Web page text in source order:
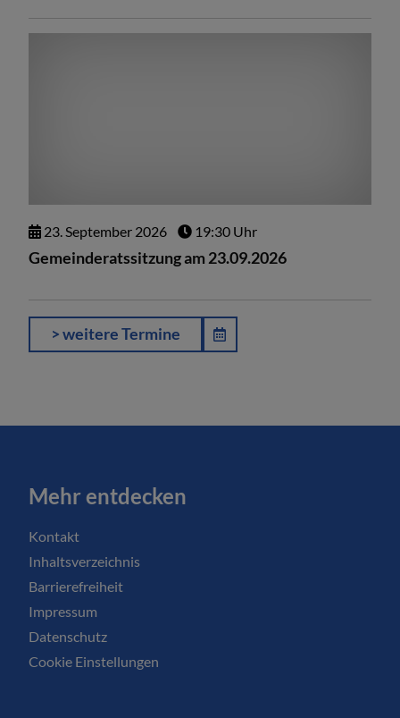
23.September 2026 19:30 Uhr
Gemeinderatssitzung am 23.09.2026
> weitere Termine
Mehr entdecken
Kontakt
Inhaltsverzeichnis
Barrierefreiheit
Impressum
Datenschutz
Cookie Einstellungen